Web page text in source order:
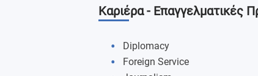
International Conflict Resolution
Regime Change & International
Political Analysis
Καριέρα - Επαγγελματικές
Diplomacy
Foreign Service